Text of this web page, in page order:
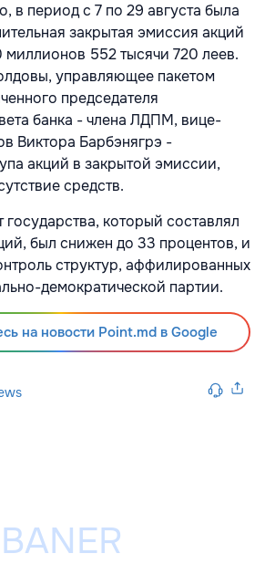
в период с 7 по 29 августа была
закрытая эмиссия акций
552 тысячи 720 леев.
управляющее пакетом
председателя
банка - члена ЛДПМ, вице-
Виктора Барбэнягрэ -
акций в закрытой эмиссии,
средств.
государства, который составлял
был снижен до 33 процентов, и
структур, аффилированных
демократической партии.
на новости Point.md в Google